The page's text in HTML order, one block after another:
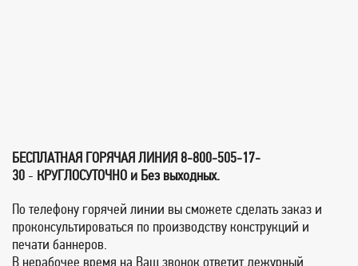
БЕСПЛАТНАЯ ГОРЯЧАЯ ЛИНИЯ8-800-505-17-
30 - КРУГЛОСУТОЧНО и Без выходных.
По телефону горячей линии вы сможете сделать заказ и
проконсультироваться по производству конструкций и
печати баннеров.
В нерабочее время на Ваш звонок ответит дежурный